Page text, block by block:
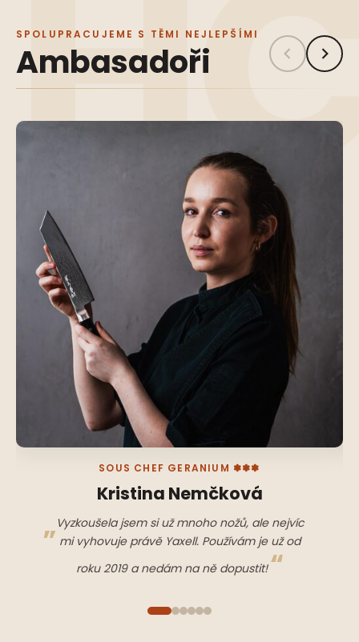
SPOLUPRACUJEME S TĚMI NEJLEPŠÍMI
Ambasadoři
SOUS CHEF GERANIUM ✽✽✽
Kristina Nemčková
Vyzkoušela jsem si už mnoho nožů, ale nejvíc
mi vyhovuje právě Yaxell. Používám je už od
roku 2019 a nedám na ně dopustit!